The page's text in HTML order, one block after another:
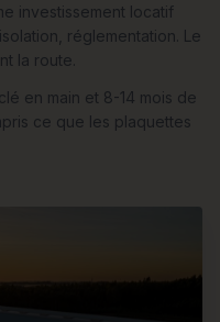
investissement locatif
réglementation. Le
la route.
en main et 8-14 mois de
ce que les plaquettes